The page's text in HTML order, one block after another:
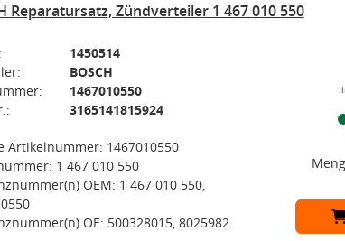
Reparatursatz, Zündverteiler 1 467 010 550
1450514
BOSCH
1467010550
3165141815924
Artikelnummer: 1467010550
1 467 010 550
OEM: 1 467 010 550,
OE: 500328015, 8025982